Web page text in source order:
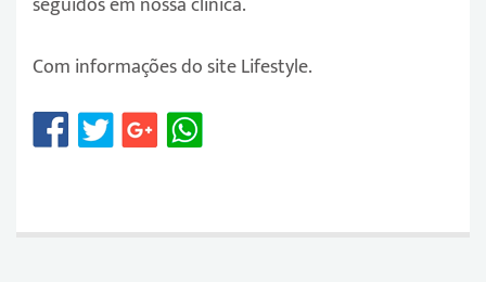
Com informações do siteLifestyle.